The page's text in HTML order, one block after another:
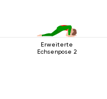
Erweiterte
Echsenpose 2